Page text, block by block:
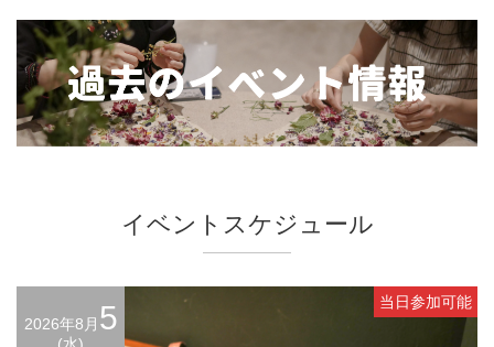
イベントスケジュール
2026年8月 5 当日参加可能